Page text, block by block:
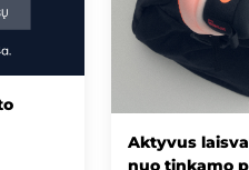
Aktyvus
nuo tinkamo